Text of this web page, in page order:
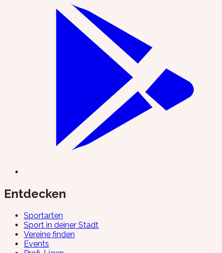
Entdecken
Sportarten
Sport in deiner Stadt
Vereine finden
Events